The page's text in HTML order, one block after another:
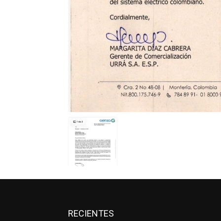
RECIENTES